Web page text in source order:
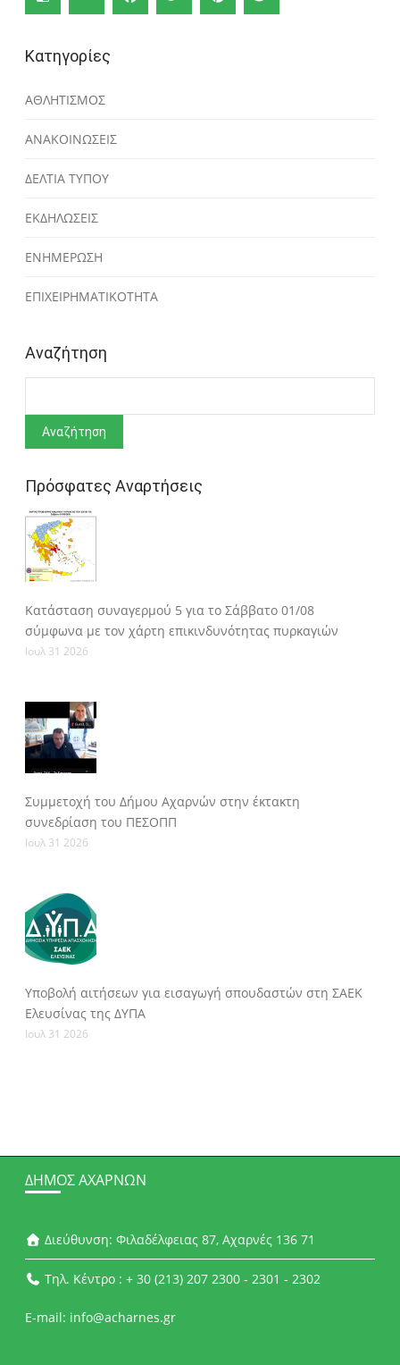
Κατηγορίες
ΑΘΛΗΤΙΣΜΟΣ
ΑΝΑΚΟΙΝΩΣΕΙΣ
ΔΕΛΤΙΑ ΤΥΠΟΥ
ΕΚΔΗΛΩΣΕΙΣ
ΕΝΗΜΕΡΩΣΗ
ΕΠΙΧΕΙΡΗΜΑΤΙΚΟΤΗΤΑ
Αναζήτηση
Πρόσφατες Αναρτήσεις
Κατάσταση συναγερμού 5 για το Σάββατο 01/08
σύμφωνα με τον χάρτη επικινδυνότητας πυρκαγιών
Ιουλ 31 2026
Συμμετοχή του Δήμου Αχαρνών στην έκτακτη
συνεδρίαση του ΠΕΣΟΠΠ
Ιουλ 31 2026
Υποβολή αιτήσεων για εισαγωγή σπουδαστών στη ΣΑΕΚ
Ελευσίνας της ΔΥΠΑ
Ιουλ 31 2026
ΔΉΜΟΣ ΑΧΑΡΝΏΝ
Διεύθυνση: Φιλαδέλφειας 87, Αχαρνές 136 71
Τηλ. Κέντρο : + 30 (213) 207 2300 - 2301 - 2302
E-mail: info@acharnes.gr